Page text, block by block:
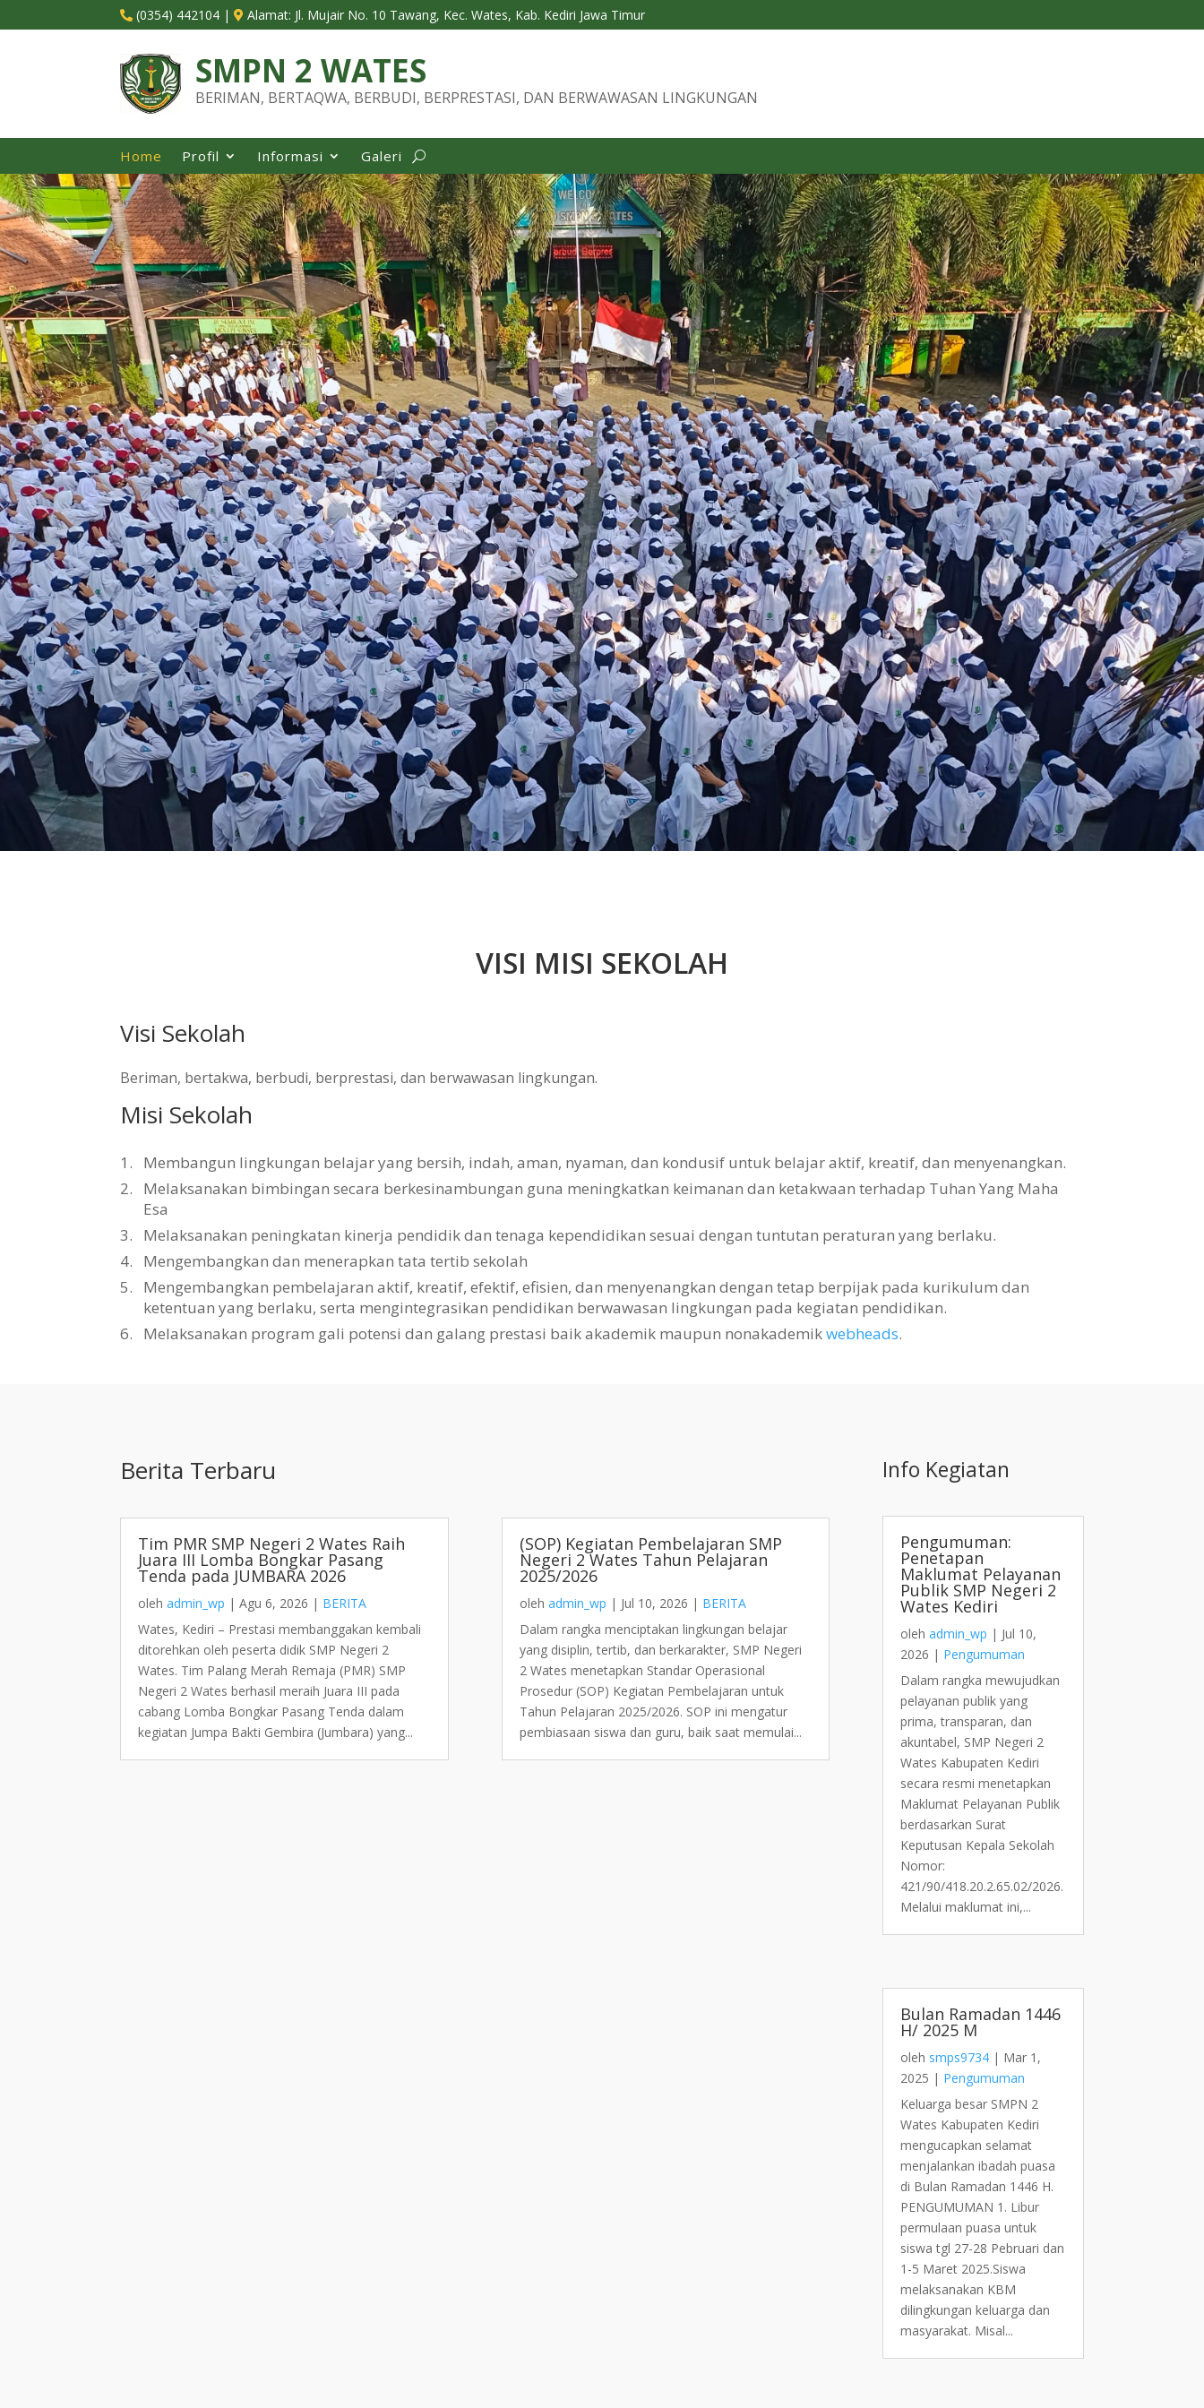
 (0354) 442104 | Alamat: Jl. Mujair No. 10 Tawang, Kec. Wates, Kab. Kediri Jawa Timur
SMPN 2 WATES
BERIMAN, BERTAQWA, BERBUDI, BERPRESTASI, DAN BERWAWASAN LINGKUNGAN
Home Profil Informasi Galeri
VISI MISI SEKOLAH
Visi Sekolah
Beriman, bertakwa, berbudi, berprestasi, dan berwawasan lingkungan.
Misi Sekolah
1.
Membangun lingkungan belajar yang bersih, indah, aman, nyaman, dan kondusif untuk belajar aktif, kreatif, dan menyenangkan.
2.
Melaksanakan bimbingan secara berkesinambungan guna meningkatkan keimanan dan ketakwaan terhadap Tuhan Yang Maha
Esa
3.
Melaksanakan peningkatan kinerja pendidik dan tenaga kependidikan sesuai dengan tuntutan peraturan yang berlaku.
4.
Mengembangkan dan menerapkan tata tertib sekolah
5.
Mengembangkan pembelajaran aktif, kreatif, efektif, efisien, dan menyenangkan dengan tetap berpijak pada kurikulum dan
ketentuan yang berlaku, serta mengintegrasikan pendidikan berwawasan lingkungan pada kegiatan pendidikan.
6.
Melaksanakan program gali potensi dan galang prestasi baik akademik maupun nonakademikwebheads.
Berita Terbaru
Tim PMR SMP Negeri 2 Wates Raih
Juara III Lomba Bongkar Pasang
Tenda pada JUMBARA 2026
olehadmin_wp |Agu 6, 2026 | BERITA
Wates, Kediri – Prestasi membanggakan kembali
ditorehkan oleh peserta didik SMP Negeri 2
Wates. Tim Palang Merah Remaja (PMR) SMP
Negeri 2 Wates berhasil meraih Juara III pada
cabang Lomba Bongkar Pasang Tenda dalam
kegiatan Jumpa Bakti Gembira (Jumbara) yang...
(SOP) Kegiatan Pembelajaran SMP
Negeri 2 Wates Tahun Pelajaran
2025/2026
oleh admin_wp | Jul 10, 2026 | BERITA
Dalam rangka menciptakan lingkungan belajar
yang disiplin, tertib, dan berkarakter, SMP Negeri
2 Wates menetapkan Standar Operasional
Prosedur (SOP) Kegiatan Pembelajaran untuk
Tahun Pelajaran 2025/2026. SOP ini mengatur
pembiasaan siswa dan guru, baik saat memulai...
Info Kegiatan
Pengumuman:
Penetapan
Maklumat Pelayanan
Publik SMP Negeri 2
Wates Kediri
olehadmin_wp | Jul 10,
2026 | Pengumuman
Dalam rangka mewujudkan
pelayanan publik yang
prima, transparan, dan
akuntabel, SMP Negeri 2
Wates Kabupaten Kediri
secara resmi menetapkan
Maklumat Pelayanan Publik
berdasarkan Surat
Keputusan Kepala Sekolah
Nomor:
421/90/418.20.2.65.02/2026.
Melalui maklumat ini,...
Bulan Ramadan 1446
H/ 2025 M
oleh smps9734 | Mar 1,
2025 | Pengumuman
Keluarga besar SMPN 2
Wates Kabupaten Kediri
mengucapkan selamat
menjalankan ibadah puasa
di Bulan Ramadan 1446 H.
PENGUMUMAN 1. Libur
permulaan puasa untuk
siswa tgl 27-28 Pebruari dan
1-5 Maret 2025.Siswa
melaksanakan KBM
dilingkungan keluarga dan
masyarakat. Misal...